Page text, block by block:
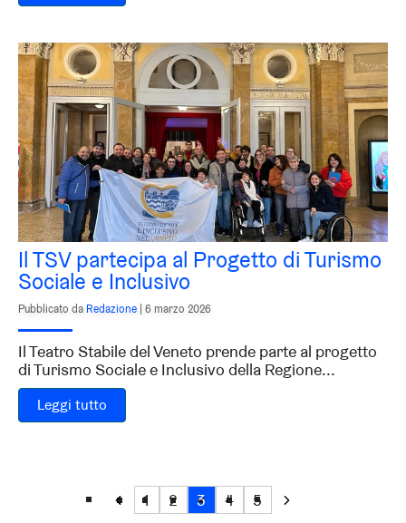
Il TSV partecipa al Progetto di Turismo
Sociale e Inclusivo
Pubblicato da Redazione 6 marzo 2026
Il Teatro Stabile del Veneto prende parte al progetto
di Turismo Sociale e Inclusivo della Regione...
Leggi tutto
1 2 3 4 5